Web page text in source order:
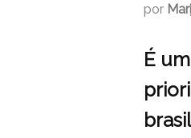
por
É